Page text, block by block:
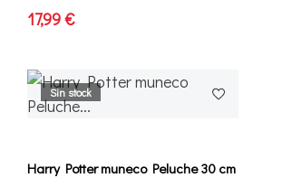
17,99 €
Harry Potter muneco Peluche 30 cm
Sin stock